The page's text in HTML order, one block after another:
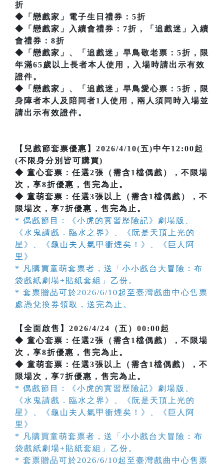
折
◆「戀戲家」電子生日禮券：5折
◆「戀戲家」入續會禮券：7折，「追戲迷」入續
會禮券：8折
◆「戀戲家」、「追戲迷」早鳥敬老票：5折，限
年滿65歲以上長者本人使用，入場時請出示有效
證件。
◆「戀戲家」、「追戲迷」早鳥愛心票：5折，限
身障者本人及陪同者1人使用，兩人須同時入場並
請出示有效證件。
【兒戲節套票優惠】2026/4/10(五)中午12:00起
(不限身分別皆可購買)
◆ 童心套票：任選2張（需含1檔偶戲），不限場
次，享8折優惠，售完為止。
◆ 童萌套票：任選3張以上（需含1檔偶戲），不
限場次，享7折優惠，售完為止。
* 偶戲節目：《小虎的實習歷險記》劇場版、
《水鬼請戲．臨水之界》、《阮是天頂上光的
星》、《龜山夫人氣甲衝煙矣！》、《巨人阿
里》
* 凡購買童萌套票者，送「小小戲台大冒險：布
袋戲紙劇場+貼紙套組」乙份。
* 套票贈品可於2026/6/10起至臺灣戲曲中心售票
處憑兌換券領取，送完為止。
【全面啟售】2026/4/24（五）00:00起
◆ 童心套票：任選2張（需含1檔偶戲），不限場
次，享8折優惠，售完為止。
◆ 童萌套票：任選3張以上（需含1檔偶戲），不
限場次，享7折優惠，售完為止。
* 偶戲節目：《小虎的實習歷險記》劇場版、
《水鬼請戲．臨水之界》、《阮是天頂上光的
星》、《龜山夫人氣甲衝煙矣！》、《巨人阿
里》
* 凡購買童萌套票者，送「小小戲台大冒險：布
袋戲紙劇場+貼紙套組」乙份。
* 套票贈品可於2026/6/10起至臺灣戲曲中心售票